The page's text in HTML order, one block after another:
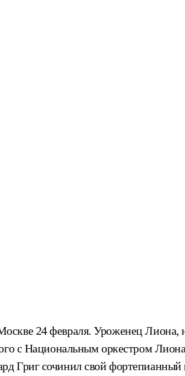
24 февраля. Уроженец Лиона,
с Национальным оркестром
сочинил свой фортепианный